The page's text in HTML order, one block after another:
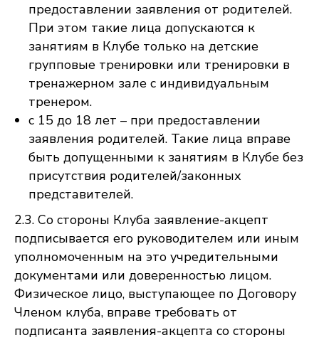
предоставлении заявления от родителей.
При этом такие лица допускаются к
занятиям в Клубе только на детские
групповые тренировки или тренировки в
тренажерном зале с индивидуальным
тренером.
с 15 до 18 лет – при предоставлении
заявления родителей. Такие лица вправе
быть допущенными к занятиям в Клубе без
присутствия родителей/законных
представителей.
2.3. Со стороны Клуба заявление-акцепт
подписывается его руководителем или иным
уполномоченным на это учредительными
документами или доверенностью лицом.
Физическое лицо, выступающее по Договору
Членом клуба, вправе требовать от
подписанта заявления-акцепта со стороны